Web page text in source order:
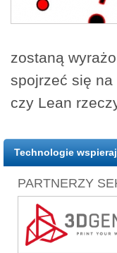
zostaną
spojrzeć się
czy Lean
Technologie
PARTNERZY